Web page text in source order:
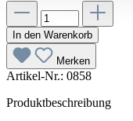
In den Warenkorb
Merken
Artikel-Nr.: 0858
Produktbeschreibung